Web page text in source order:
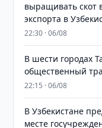
выращивать скот
экспорта в
22:30 · 06/08
В шести городах
общественный
22:15 · 06/08
В Узбекистане
месте